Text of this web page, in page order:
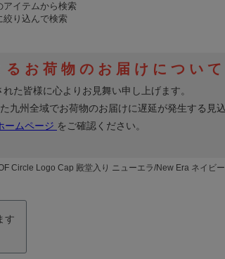
アイテムから検索
絞り込んで検索
Circle Logo Cap 殿堂入り ニューエラ/New Era ネイビー
す